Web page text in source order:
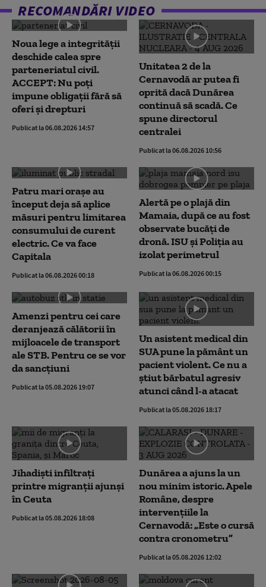
RECOMANDĂRI VIDEO
Noua lege a integrității
deschide calea spre
parteneriatul civil.
ACCEPT: Nu poți
impune obligații fără să
oferi și drepturi
Publicat la 06.08.2026 14:57
Unitatea 2 de la
Cernavodă ar putea fi
oprită dacă Dunărea
continuă să scadă. Ce
spune directorul
centralei
Publicat la 06.08.2026 10:56
Patru mari orașe au
început deja să aplice
măsuri pentru limitarea
consumului de curent
electric. Ce va face
Capitala
Publicat la 06.08.2026 00:18
Alertă pe o plajă din
Mamaia, după ce au fost
observate bucăți de
dronă. ISU și Poliția au
izolat perimetrul
Publicat la 06.08.2026 00:15
Amenzi pentru cei care
deranjează călătorii în
mijloacele de transport
ale STB. Pentru ce se vor
da sancțiuni
Publicat la 05.08.2026 19:07
Un asistent medical din
SUA pune la pământ un
pacient violent. Ce nu a
știut bărbatul agresiv
atunci când l-a atacat
Publicat la 05.08.2026 18:17
Jihadiști infiltrați
printre migranții ajunși
în Ceuta
Publicat la 05.08.2026 18:08
Dunărea a ajuns la un
nou minim istoric. Apele
Române, despre
intervențiile la
Cernavodă: „Este o cursă
contra cronometru”
Publicat la 05.08.2026 12:02